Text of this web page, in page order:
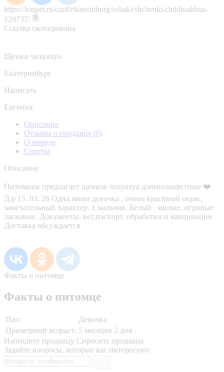
https://kinpet.ru/card/ekaterinburg/sobaki/shchenki-chikhuakhua-
120737/
Ссылка скопирована
Щенки чихуахуа
Екатеринбург
Написать
Евгения
Описание
Отзывы о продавце (0)
О породе
Советы
Описание
Питомник предлагает щенков чихуахуа длинношерстные ❤️
Д.р 15 .03. 26 Одна мини девочка , очень красивый окрас,
замечательный характер. 1 мальчик. Белый . милые, игривые
ласковые. Документы, вет.паспорт, обработки и вакцинация
Доставка обсуждается
Факты о питомце
Факты о питомце
Пол:
Девочка
Примерный возраст: 5 месяцев 2 дня
Напишите продавцу Спросите продавца
Задайте вопросы, которые вас интересуют